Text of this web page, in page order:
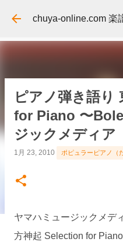
スキップしてメ
chuya-online.com 楽
ピアノ弾き語り
for Piano 〜
ジックメディア
1月 23, 2010 ポピュラーピアノ（
ヤマハミュージックメデ
方神起 Selection for